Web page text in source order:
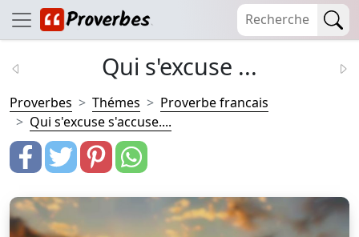
Qui s'excuse ...
Proverbes Thémes
Proverbe francais
Qui s'excuse s'accuse....